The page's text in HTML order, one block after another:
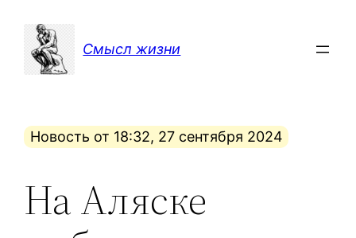
содержимому
Смысл жизни
Новость от 18:32, 27 сентября 2024
На Аляске